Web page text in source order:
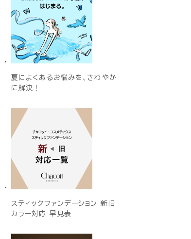
夏によくあるお悩みを、さわやか
に解決！
スティックファンデーション 新旧
カラー対応 早見表